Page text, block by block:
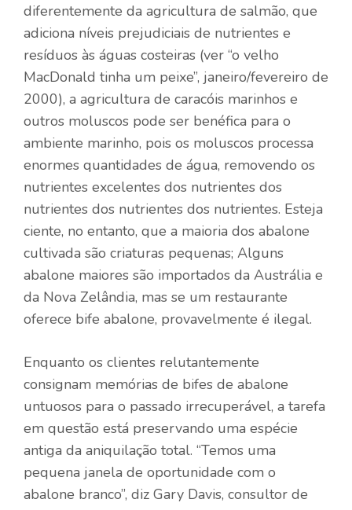
diferentemente da agricultura de salmão, que
adiciona níveis prejudiciais de nutrientes e
resíduos às águas costeiras (ver “o velho
MacDonald tinha um peixe”, janeiro/fevereiro de
2000), a agricultura de caracóis marinhos e
outros moluscos pode ser benéfica para o
ambiente marinho, pois os moluscos processa
enormes quantidades de água, removendo os
nutrientes excelentes dos nutrientes dos
nutrientes dos nutrientes dos nutrientes. Esteja
ciente, no entanto, que a maioria dos abalone
cultivada são criaturas pequenas; Alguns
abalone maiores são importados da Austrália e
da Nova Zelândia, mas se um restaurante
oferece bife abalone, provavelmente é ilegal.
Enquanto os clientes relutantemente
consignam memórias de bifes de abalone
untuosos para o passado irrecuperável, a tarefa
em questão está preservando uma espécie
antiga da aniquilação total. “Temos uma
pequena janela de oportunidade com o
abalone branco”, diz Gary Davis, consultor de